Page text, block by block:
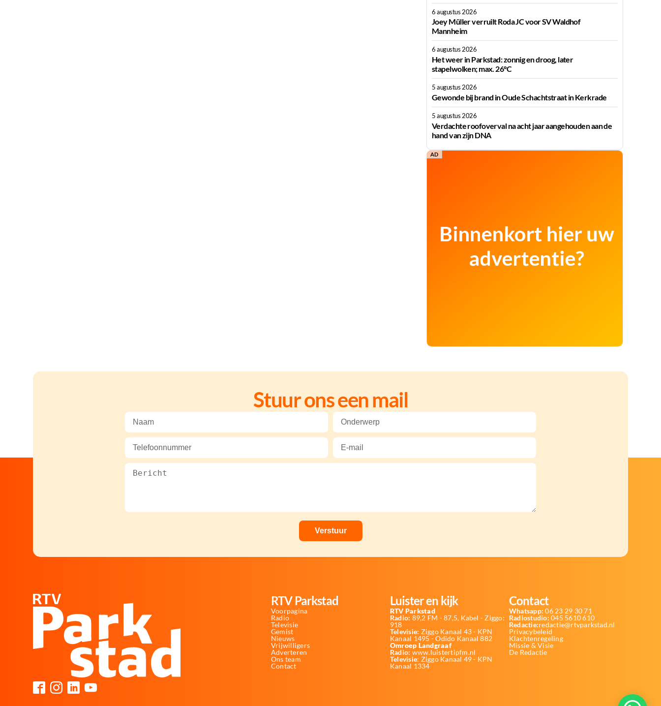
6 augustus 2026
Joey Müller verruilt Roda JC voor SV Waldhof
Mannheim
6 augustus 2026
Het weer in Parkstad: zonnig en droog, later
stapelwolken; max. 26°C
5 augustus 2026
Gewonde bij brand in Oude Schachtstraat in Kerkrade
5 augustus 2026
Verdachte roofoverval na acht jaar aangehouden aan de
hand van zijn DNA
AD
Stuur ons een mail
RTV Parkstad
Voorpagina
Radio
Televisie
Gemist
Nieuws
Vrijwilligers
Adverteren
Ons team
Contact
Luister en kijk
RTV Parkstad
Radio: 89,2 FM - 87,5, Kabel - Ziggo:
918
Televisie: Ziggo Kanaal 43 - KPN
Kanaal 1495 - Odido Kanaal 882
Omroep Landgraaf
Radio: www.luistertipfm.nl
Televisie: Ziggo Kanaal 49 - KPN
Kanaal 1334
Contact
Whatsapp: 06 23 29 30 71
Radiostudio: 045 5610 610
Redactie:redactie@rtvparkstad.nl
Privacybeleid
Klachtenregeling
Missie & Visie
De Redactie